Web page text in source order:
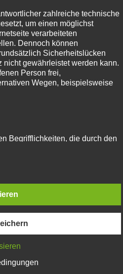
zahlreiche technische
um einen möglichst
verarbeiteten
Dennoch können
Sicherheitslücken
gewährleistet werden kann.
Person frei,
Wegen, beispielsweise
Begrifflichkeiten, die durch den
verwendet wurden. Unsere
Öffentlichkeit als auch für unsere
die verwendeten
unter anderem die